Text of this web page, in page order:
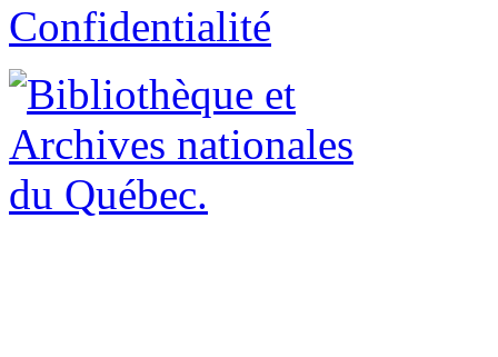
Confidentialité